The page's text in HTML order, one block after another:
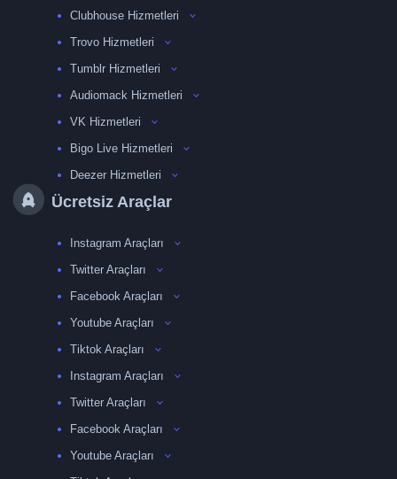
Clubhouse Hizmetleri
Trovo Hizmetleri
Tumblr Hizmetleri
Audiomack Hizmetleri
VK Hizmetleri
Bigo Live Hizmetleri
Deezer Hizmetleri
Ücretsiz Araçlar
Instagram Araçları
Twitter Araçları
Facebook Araçları
Youtube Araçları
Tiktok Araçları
Instagram Araçları
Twitter Araçları
Facebook Araçları
Youtube Araçları